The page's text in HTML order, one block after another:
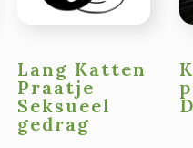
Lang Katten
Praatje
Seksueel
gedrag